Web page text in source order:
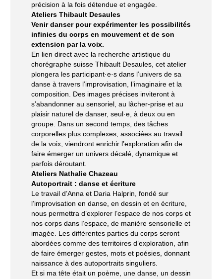
précision à la fois détendue et engagée.
AteliersThibault Desaules
Venir danser pour expérimenter les possibilités
infinies du corps en mouvement et de son
extension par la voix.
En lien direct avec la recherche artistique du
chorégraphe suisse Thibault Desaules, cet atelier
plongera les participant·e·s dans l’univers de sa
danse à travers l’improvisation, l’imaginaire et la
composition. Des images précises inviteront à
s’abandonner au sensoriel, au lâcher-prise et au
plaisir naturel de danser, seul·e, à deux ou en
groupe. Dans un second temps, des tâches
corporelles plus complexes, associées au travail
de la voix, viendront enrichir l’exploration afin de
faire émerger un univers décalé, dynamique et
parfois déroutant.
Ateliers Nathalie Chazeau
Autoportrait : danse et écriture
Le travail d’Anna et Daria Halprin, fondé sur
l’improvisation en danse, en dessin et en écriture,
nous permettra d’explorer l’espace de nos corps et
nos corps dans l’espace, de manière sensorielle et
imagée. Les différentes parties du corps seront
abordées comme des territoires d’exploration, afin
de faire émerger gestes, mots et poésies, donnant
naissance à des autoportraits singuliers.
Et si ma tête était un poème, une danse, un dessin